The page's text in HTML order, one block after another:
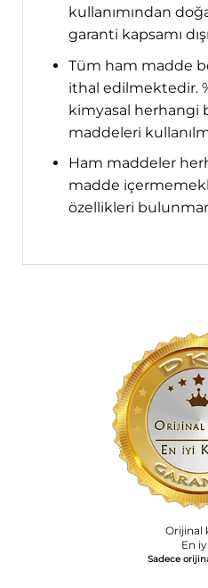
kullanımından
garanti kapsamı
Tüm ham madde
ithal edilmektedir.
kimyasal herhangi
maddeleri
Ham maddeler
madde
özellikleri
Orijinal
En
Sadece